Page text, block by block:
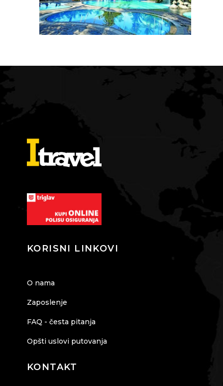
KORISNI LINKOVI
O nama
Zaposlenje
FAQ - česta pitanja
Opšti uslovi putovanja
KONTAKT